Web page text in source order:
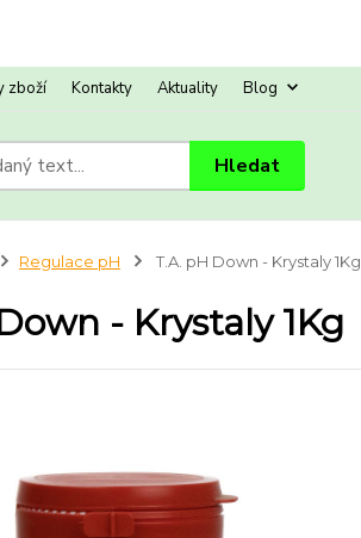
zboží Kontakty Aktuality Blog
Hledat
Regulace pH T.A. pH Down - Krystaly 1Kg
- Krystaly 1Kg